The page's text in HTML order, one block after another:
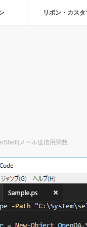
リボン・カス
メール送信用関数